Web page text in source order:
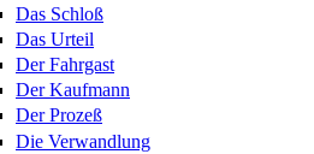
Das Schloß
Das Urteil
Der Fahrgast
Der Kaufmann
Der Prozeß
Die Verwandlung